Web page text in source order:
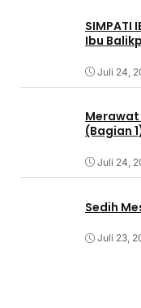
SIMPATI
Ibu
Juli 24,
Merawat
(Bagian
Juli 24,
Sedih
Juli 23,